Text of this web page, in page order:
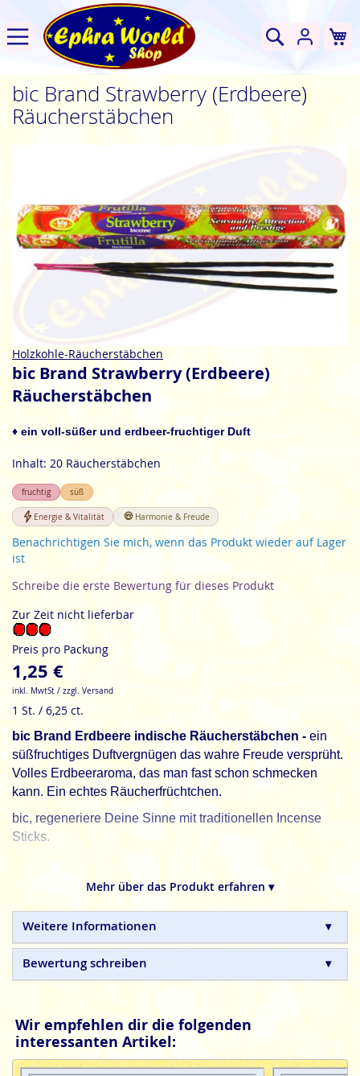
Suche
bic Brand Strawberry (Erdbeere)
Räucherstäbchen
springen
Zum
Anfang
Bildgalerie
Holzkohle-Räucherstäbchen
bic Brand Strawberry (Erdbeere)
Räucherstäbchen
♦ ein voll-süßer und erdbeer-fruchtiger Duft
Inhalt: 20 Räucherstäbchen
fruchtig süß
Energie & Vitalität Harmonie & Freude
Benachrichtigen Sie mich, wenn das Produkt wieder auf Lager
ist
Schreibe die erste Bewertung für dieses Produkt
Zur Zeit nicht lieferbar
Preis pro Packung
1,25 €
inkl. MwtSt / zzgl. Versand
1 St. / 6,25 ct.
bic Brand Erdbeere indische Räucherstäbchen - ein
süßfruchtiges Duftvergnügen das wahre Freude versprüht.
Volles Erdbeeraroma, das man fast schon schmecken
kann. Ein echtes Räucherfrüchtchen.
bic, regeneriere Deine Sinne mit traditionellen Incense
Sticks.
hergestellte Qualitätsprodukte, ohne tierische, toxische
Mehr über das Produkt erfahren ▾
Weitere Informationen
Bewertung schreiben
Wir empfehlen dir die folgenden
interessanten Artikel: